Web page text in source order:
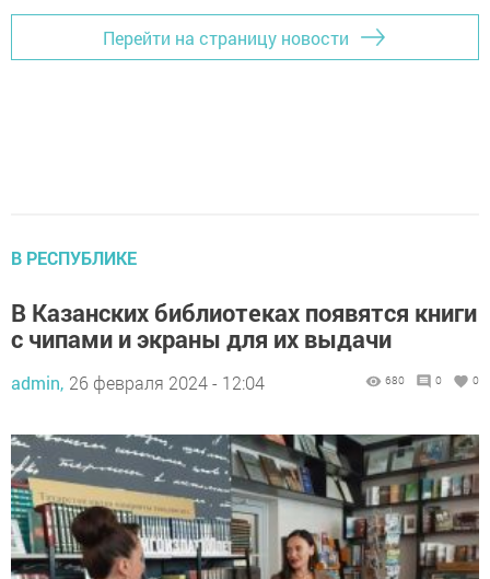
Перейти на страницу новости
В РЕСПУБЛИКЕ
В Казанских библиотеках появятся книги
с чипами и экраны для их выдачи
admin, 26 февраля 2024 - 12:04 680 0 0